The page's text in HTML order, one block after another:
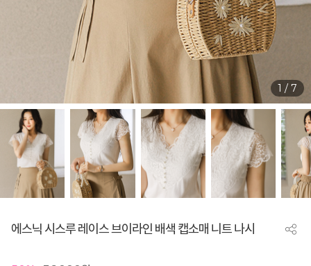
1 / 7
에스닉 시스루 레이스 브이라인 배색 캡소매 니트 나시